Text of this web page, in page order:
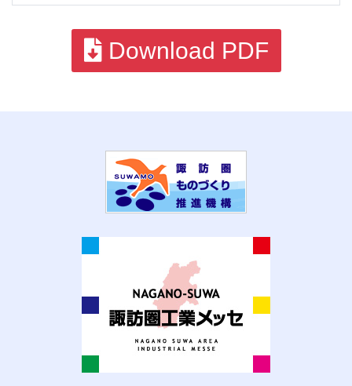
Download PDF